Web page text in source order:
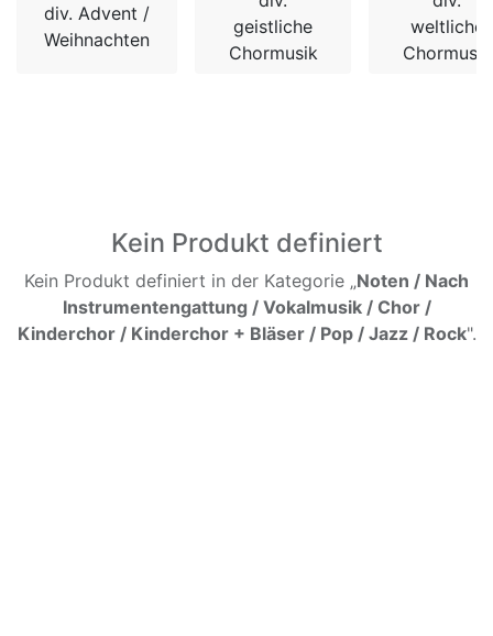
div. Advent /
Weihnachten
geistliche
Chormusik
weltliche
Chormusik
Kein Produkt definiert
Kein Produkt definiert in der Kategorie „Noten / Nach
Instrumentengattung / Vokalmusik / Chor /
Kinderchor / Kinderchor + Bläser / Pop / Jazz / Rock".